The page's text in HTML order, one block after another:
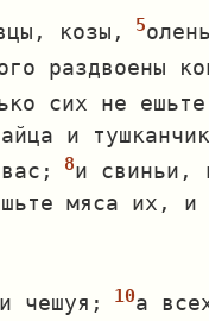
козы,
раздвоены
сих не
и
и свиньи,
мяса их, и
чешуя;
а